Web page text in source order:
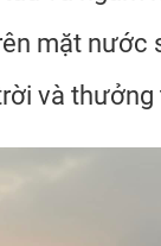
mặt
và